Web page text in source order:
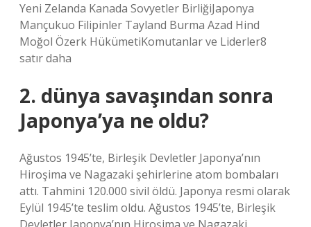
Yeni Zelanda Kanada Sovyetler BirliğiJaponya
Mançukuo Filipinler Tayland Burma Azad Hind
Moğol Özerk HükümetiKomutanlar ve Liderler8
satır daha
2. dünya savaşından sonra
Japonya’ya ne oldu?
Ağustos 1945’te, Birleşik Devletler Japonya’nın
Hiroşima ve Nagazaki şehirlerine atom bombaları
attı. Tahmini 120.000 sivil öldü. Japonya resmi olarak
Eylül 1945’te teslim oldu. Ağustos 1945’te, Birleşik